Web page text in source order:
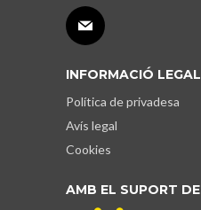
INFORMACIÓ LEGAL
Política de privadesa
Avís legal
Cookies
AMB EL SUPORT DE